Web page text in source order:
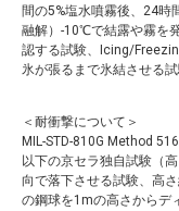
間の5%塩水噴霧後、24時
融解）-10℃で結露や霧を
認する試験、Icing/
氷が張るまで氷結させる試
＜耐衝撃について＞
MIL-STD-810G Method
以下の京セラ独自試験（
向で落下させる試験、高
の鋼球を1mの高さからデ